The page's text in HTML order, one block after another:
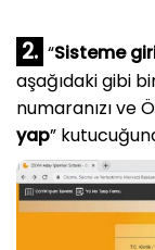
2. “Sisteme
aşağıdaki gibi
numaranızı ve
yap”